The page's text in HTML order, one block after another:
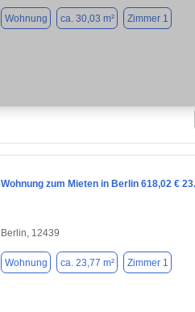
Wohnung ca. 30,03 m² Zimmer 1
Wohnung zum Mieten in Berlin 618,02 €
Berlin, 12439
Wohnung ca. 23,77 m² Zimmer 1